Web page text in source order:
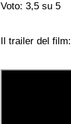
Voto: 3,5 su 5
Il trailer del film: